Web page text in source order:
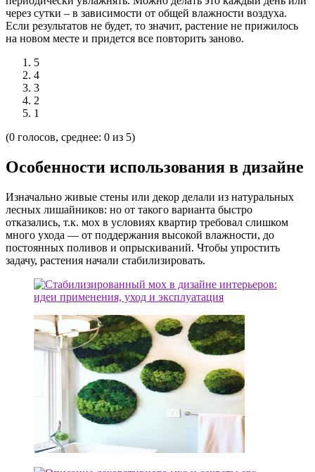
через сутки – в зависимости от общей влажности воздуха.
Если результатов не будет, то значит, растение не прижилось
на новом месте и придется все повторить заново.
5
4
3
2
1
(0 голосов, среднее: 0 из 5)
Особенности использования в дизайне
Изначально живые стены или декор делали из натуральных
лесных лишайников: но от такого варианта быстро
отказались, т.к. мох в условиях квартир требовал слишком
много ухода — от поддержания высокой влажности, до
постоянных поливов и опрыскиваний. Чтобы упростить
задачу, растения начали стабилизировать.